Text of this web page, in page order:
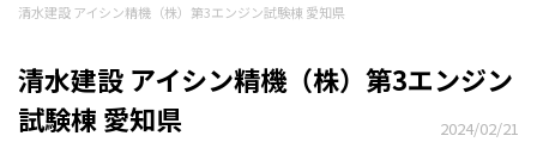
清水建設 アイシン精機（株）第3エンジン試験棟 愛知県
清水建設 アイシン精機（株）第3エンジン
試験棟 愛知県
2024/02/21